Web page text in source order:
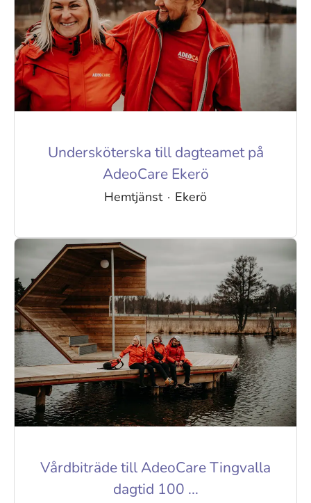
Undersköterska till dagteamet på
AdeoCare Ekerö
Hemtjänst · Ekerö
Vårdbiträde till AdeoCare Tingvalla
dagtid 100 ...